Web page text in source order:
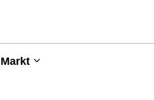
Markt